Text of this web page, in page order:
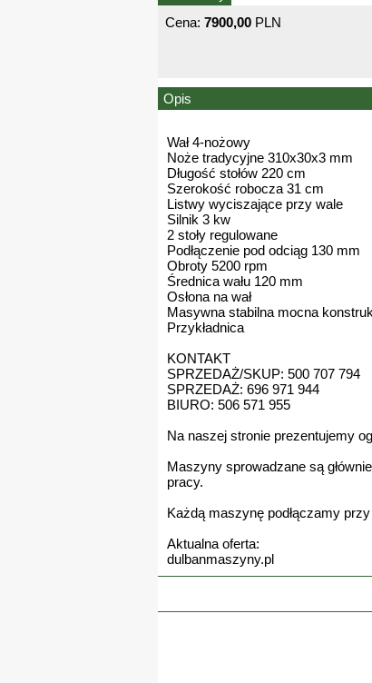
Cena: 7900,00 PLN
Opis
Wał 4-nożowy
Noże tradycyjne 310x30x3 mm
Długość stołów 220 cm
Szerokość robocza 31 cm
Listwy wyciszające przy wale
Silnik 3 kw
2 stoły regulowane
Podłączenie pod odciąg 130 mm
Obroty 5200 rpm
Średnica wału 120 mm
Osłona na wał
Masywna stabilna mocna
Przykładnica
KONTAKT
SPRZEDAŻ/SKUP: 500 707 794
SPRZEDAŻ: 696 971 944
BIURO: 506 571 955
Na naszej stronie prezentujemy
Maszyny sprowadzane są
pracy.
Każdą maszynę podłączamy
Aktualna oferta:
dulbanmaszyny.pl